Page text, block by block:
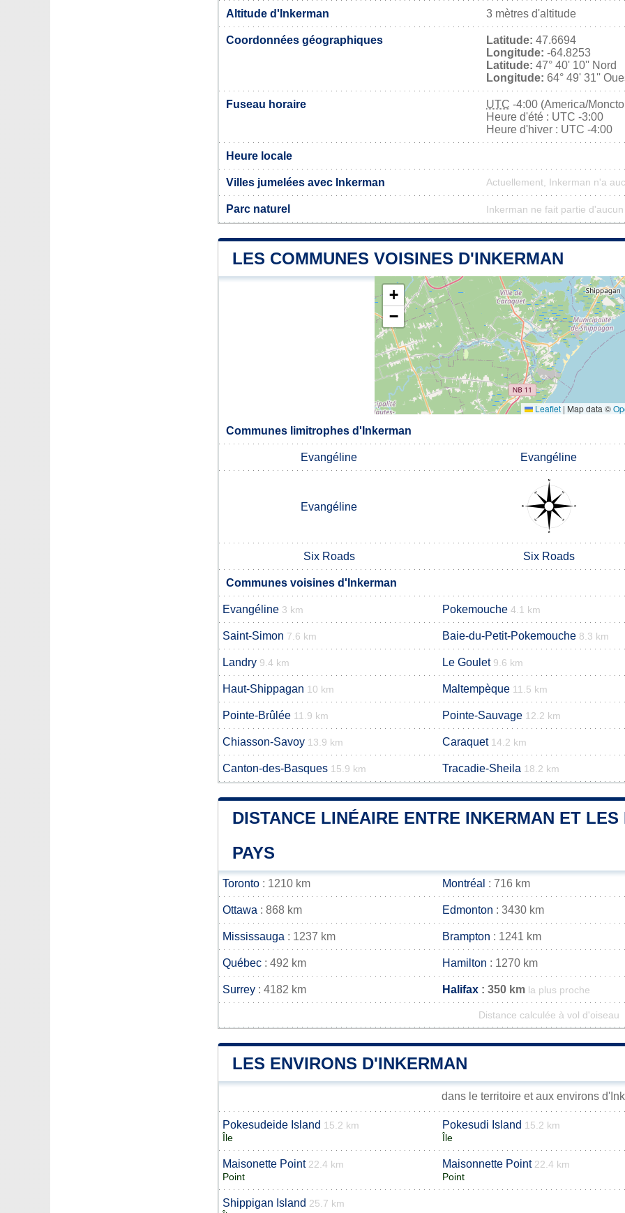
Altitude d'Inkerman 3 mètres d'altitude
Coordonnées géographiques Latitude: 47.6694
Longitude: -64.8253
Latitude: 47° 40' 10'' Nord
Longitude: 64° 49' 31''
Fuseau horaire UTC -4:00 (America/
Heure d'été : UTC -3:00
Heure d'hiver : UTC -4:00
Heure locale
Villes jumelées avec Inkerman Actuellement, Inkerman n'a
Parc naturel Inkerman ne fait partie
LES COMMUNES VOISINES D'INKERMAN
+
−
Leaflet | Map data ©
Communes limitrophes d'Inkerman
Evangéline Evangéline
Evangéline
Six Roads Six Roads
Communes voisines d'Inkerman
Evangéline 3 km Pokemouche 4.1 km
Saint-Simon 7.6 km Baie-du-Petit-Pokemouche 8.3 km
Landry 9.4 km Le Goulet 9.6 km
Haut-Shippagan 10 km Maltempèque 11.5 km
Pointe-Brûlée 11.9 km Pointe-Sauvage 12.2 km
Chiasson-Savoy 13.9 km Caraquet 14.2 km
Canton-des-Basques 15.9 km Tracadie-Sheila 18.2 km
DISTANCE LINÉAIRE ENTRE INKERMAN ET
PAYS
Toronto : 1210 km Montréal : 716 km
Ottawa : 868 km Edmonton : 3430 km
Mississauga : 1237 km Brampton : 1241 km
Québec : 492 km Hamilton : 1270 km
Surrey : 4182 km Halifax : 350 km la plus proche
Distance calculée à vol d'oiseau
LES ENVIRONS D'INKERMAN
dans le territoire et aux environs
Pokesudeide Island 15.2 km
Île
Pokesudi Island 15.2 km
Île
Maisonette Point 22.4 km
Point
Maisonnette Point 22.4 km
Point
Shippigan Island 25.7 km